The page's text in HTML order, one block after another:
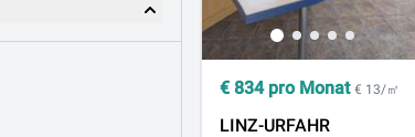
€ 834pro Monat € 13/㎡
LINZ-URFAHR